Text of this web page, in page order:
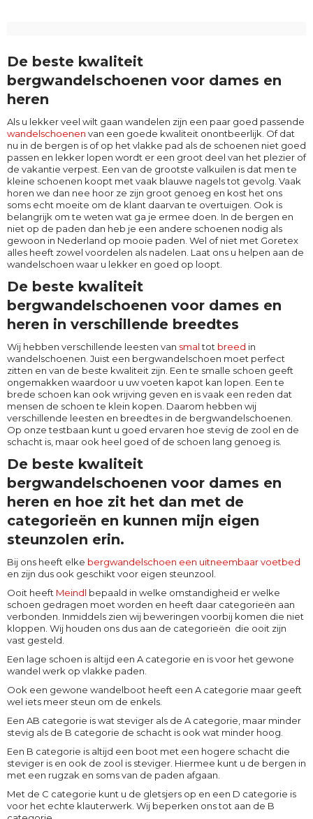
De beste kwaliteit
bergwandelschoenen voor dames en
heren
Als u lekker veel wilt gaan wandelen zijn een paar goed passende
wandelschoenen van een goede kwaliteit onontbeerlijk. Of dat
nu in de bergen is of op het vlakke pad als de schoenen niet goed
passen en lekker lopen wordt er een groot deel van het plezier of
de vakantie verpest. Een van de grootste valkuilen is dat men te
kleine schoenen koopt met vaak blauwe nagels tot gevolg. Vaak
horen we dan nee hoor ze zijn groot genoeg en kost het ons
soms echt moeite om de klant daarvan te overtuigen. Ook is
belangrijk om te weten wat ga je ermee doen. In de bergen en
niet op de paden dan heb je een andere schoenen nodig als
gewoon in Nederland op mooie paden. Wel of niet met Goretex
alles heeft zowel voordelen als nadelen. Laat ons u helpen aan de
wandelschoen waar u lekker en goed op loopt.
De beste kwaliteit
bergwandelschoenen voor dames en
heren in verschillende breedtes
Wij hebben verschillende leesten van smaltot breed in
wandelschoenen. Juist een bergwandelschoen moet perfect
zitten en van de beste kwaliteit zijn. Een te smalle schoen geeft
ongemakken waardoor u uw voeten kapot kan lopen. Een te
brede schoen kan ook wrijving geven en is vaak een reden dat
mensen de schoen te klein kopen. Daarom hebben wij
verschillende leesten en breedtes in de bergwandelschoenen.
Op onze testbaan kunt u goed ervaren hoe stevig de zool en de
schacht is, maar ook heel goed of de schoen lang genoeg is.
De beste kwaliteit
bergwandelschoenen voor dames en
heren en hoe zit het dan met de
categorieën en kunnen mijn eigen
steunzolen erin.
Bij ons heeft elke bergwandelschoen een uitneembaar voetbed
en zijn dus ook geschikt voor eigen steunzool.
Ooit heeft Meindl bepaald in welke omstandigheid er welke
schoen gedragen moet worden en heeft daar categorieën aan
verbonden. Inmiddels zien wij beweringen voorbij komen die niet
kloppen. Wij houden ons dus aan de categorieën die ooit zijn
vast gesteld.
Een lage schoen is altijd een A categorie en is voor het gewone
wandel werk op vlakke paden.
Ook een gewone wandelboot heeft een A categorie maar geeft
wel iets meer steun om de enkels.
Een AB categorie is wat steviger als de A categorie, maar minder
stevig als de B categorie de schacht is ook wat minder hoog.
Een B categorie is altijd een boot met een hogere schacht die
steviger is en ook de zool is steviger. Hiermee kunt u de bergen in
met een rugzak en soms van de paden afgaan.
Met de C categorie kunt u de gletsjers op en een D categorie is
voor het echte klauterwerk. Wij beperken ons tot aan de B